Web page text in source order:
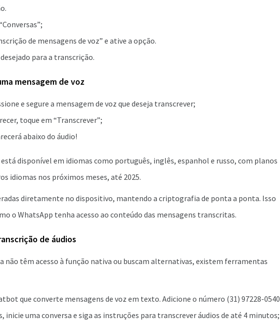
de mensagens de voz” e ative a opção.
para a transcrição.
mensagem de voz
e segure a mensagem de voz que deseja transcrever;
toque em “Transcrever”;
abaixo do áudio!
disponível em idiomas como português, inglês, espanhol e russo, com planos
idiomas nos próximos meses, até 2025.
diretamente no dispositivo, mantendo a criptografia de ponta a ponta. Isso
o WhatsApp tenha acesso ao conteúdo das mensagens transcritas.
de áudios
não têm acesso à função nativa ou buscam alternativas, existem ferramentas
que converte mensagens de voz em texto. Adicione o número (31) 97228-0540
inicie uma conversa e siga as instruções para transcrever áudios de até 4 minutos;